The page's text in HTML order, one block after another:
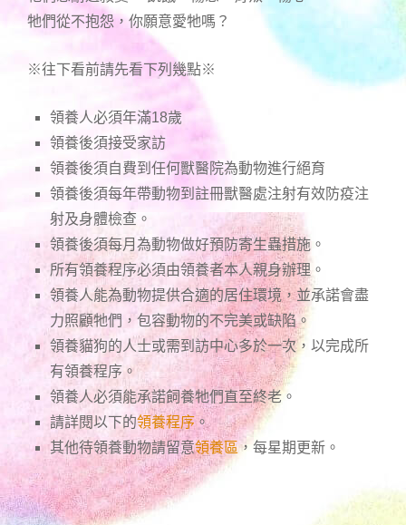
牠們從不抱怨，你願意愛牠嗎？
※往下看前請先看下列幾點※
領養人必須年滿18歲
領養後須接受家訪
領養後須自費到任何獸醫院為動物進行絕育
領養後須每年帶動物到註冊獸醫處注射有效防疫注
射及身體檢查。
領養後須每月為動物做好預防寄生蟲措施。
所有領養程序必須由領養者本人親身辦理。
領養人能為動物提供合適的居住環境，並承諾會盡
力照顧牠們，包容動物的不完美或缺陷。
領養貓狗的人士或需到訪中心多於一次，以完成所
有領養程序。
領養人必須能承諾飼養牠們直至終老。
請詳閱以下的領養程序 。
其他待領養動物請留意領養區 ，每星期更新。